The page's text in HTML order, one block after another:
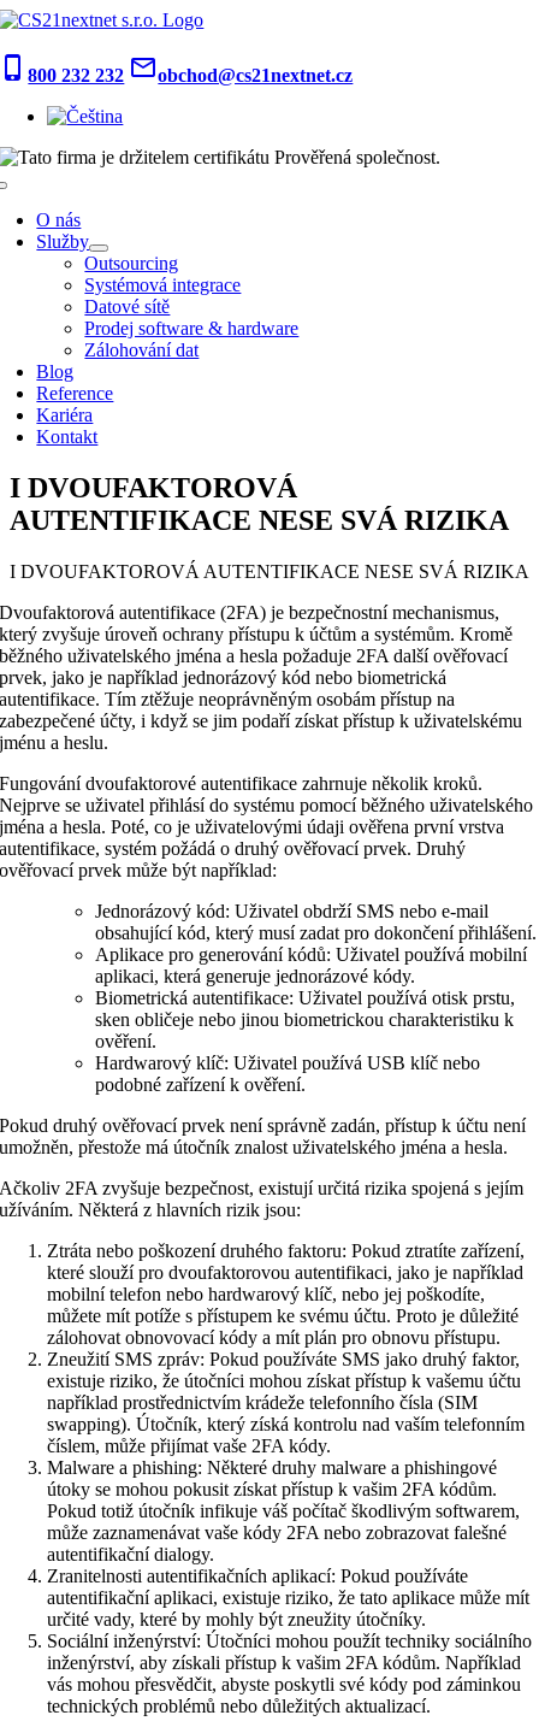
Skip
content
phone_iphone800 232 232 mail_outlineobchod@cs21nextnet.cz
O nás
Služby
Outsourcing
Systémová integrace
Datové sítě
Prodej software & hardware
Zálohování dat
Blog
Reference
Kariéra
Kontakt
I DVOUFAKTOROVÁ
AUTENTIFIKACE NESE SVÁ RIZIKA
I DVOUFAKTOROVÁ AUTENTIFIKACE NESE SVÁ RIZIKA
Dvoufaktorová autentifikace (2FA) je bezpečnostní mechanismus,
který zvyšuje úroveň ochrany přístupu k účtům a systémům. Kromě
běžného uživatelského jména a hesla požaduje 2FA další ověřovací
prvek, jako je například jednorázový kód nebo biometrická
autentifikace. Tím ztěžuje neoprávněným osobám přístup na
zabezpečené účty, i když se jim podaří získat přístup k uživatelskému
jménu a heslu.
Fungování dvoufaktorové autentifikace zahrnuje několik kroků.
Nejprve se uživatel přihlásí do systému pomocí běžného uživatelského
jména a hesla. Poté, co je uživatelovými údaji ověřena první vrstva
autentifikace, systém požádá o druhý ověřovací prvek. Druhý
ověřovací prvek může být například:
Jednorázový kód: Uživatel obdrží SMS nebo e-mail
obsahující kód, který musí zadat pro dokončení přihlášení.
Aplikace pro generování kódů: Uživatel používá mobilní
aplikaci, která generuje jednorázové kódy.
Biometrická autentifikace: Uživatel používá otisk prstu,
sken obličeje nebo jinou biometrickou charakteristiku k
ověření.
Hardwarový klíč: Uživatel používá USB klíč nebo
podobné zařízení k ověření.
Pokud druhý ověřovací prvek není správně zadán, přístup k účtu není
umožněn, přestože má útočník znalost uživatelského jména a hesla.
Ačkoliv 2FA zvyšuje bezpečnost, existují určitá rizika spojená s jejím
užíváním. Některá z hlavních rizik jsou:
Ztráta nebo poškození druhého faktoru: Pokud ztratíte zařízení,
které slouží pro dvoufaktorovou autentifikaci, jako je například
mobilní telefon nebo hardwarový klíč, nebo jej poškodíte,
můžete mít potíže s přístupem ke svému účtu. Proto je důležité
zálohovat obnovovací kódy a mít plán pro obnovu přístupu.
Zneužití SMS zpráv: Pokud používáte SMS jako druhý faktor,
existuje riziko, že útočníci mohou získat přístup k vašemu účtu
například prostřednictvím krádeže telefonního čísla (SIM
swapping). Útočník, který získá kontrolu nad vaším telefonním
číslem, může přijímat vaše 2FA kódy.
Malware a phishing: Některé druhy malware a phishingové
útoky se mohou pokusit získat přístup k vašim 2FA kódům.
Pokud totiž útočník infikuje váš počítač škodlivým softwarem,
může zaznamenávat vaše kódy 2FA nebo zobrazovat falešné
autentifikační dialogy.
Zranitelnosti autentifikačních aplikací: Pokud používáte
autentifikační aplikaci, existuje riziko, že tato aplikace může mít
určité vady, které by mohly být zneužity útočníky.
Sociální inženýrství: Útočníci mohou použít techniky sociálního
inženýrství, aby získali přístup k vašim 2FA kódům. Například
vás mohou přesvědčit, abyste poskytli své kódy pod záminkou
technických problémů nebo důležitých aktualizací.